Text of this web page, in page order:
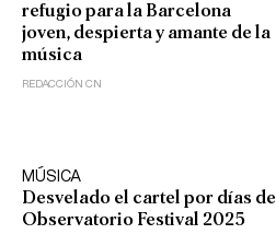
refugio para la Barcelona
joven, despierta y amante de la
música
REDACCIÓN CN
MÚSICA
Desvelado el cartel por días de
Observatorio Festival 2025